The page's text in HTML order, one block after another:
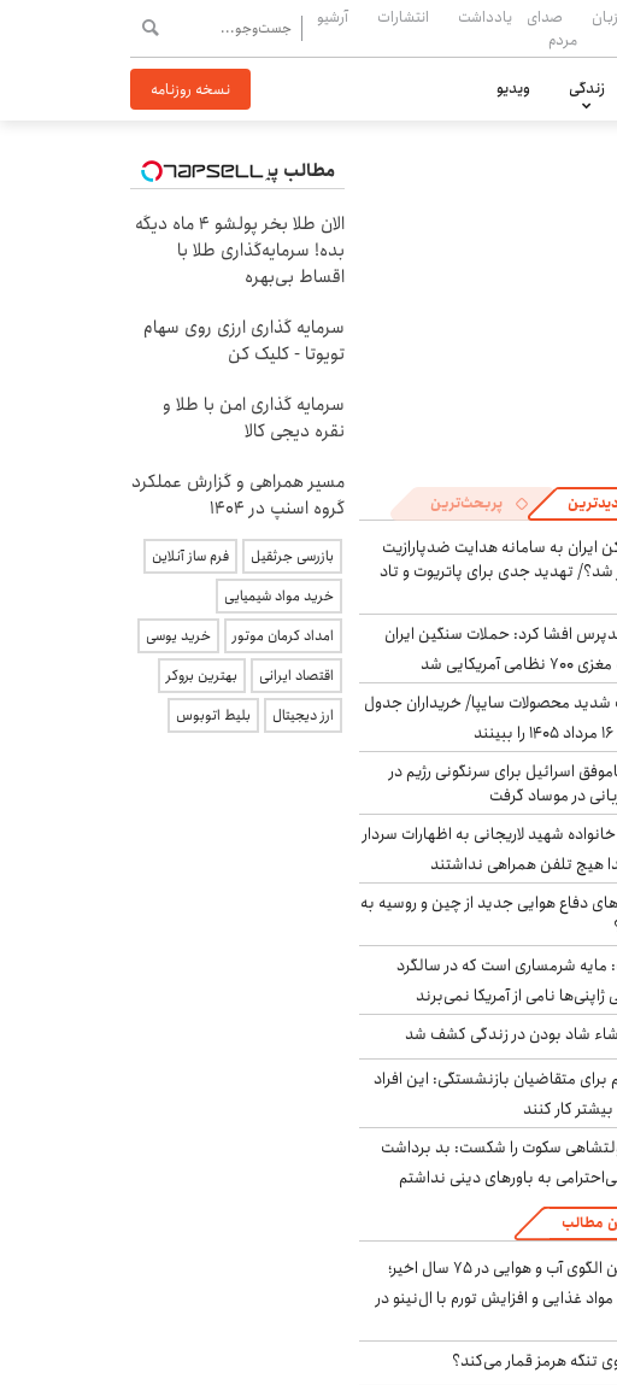
صدای
مردم
یادداشت انتشارات آرشیو
زندگی ویدیو نسخه روزنامه
پربحث‌ترین
ایران به سامانه هدایت ضدپارازیت
تهدید جدی برای پاتریوت و تاد
افشا کرد: حملات سنگین ایران
شد
شدید محصولات سایپا/ خریداران جدول
اسرائیل برای سرنگونی رژیم در
در موساد گرفت
شهید لاریجانی به اظهارات سردار
هیچ تلفن همراهی نداشتند
دفاع هوایی جدید از چین و روسیه به
شرمساری است که در سالگرد
ژاپنی‌ها نامی از آمریکا نمی‌برند
شاد بودن در زندگی کشف شد
برای متقاضیان بازنشستگی: این افراد
سکوت را شکست: بد برداشت
به باورهای دینی نداشتم
مطالب
قوی‌ترین الگوی آب و هوایی در ۷۵ سال اخیر؛
غذایی و افزایش تورم با ال‌نینو در
تنگه هرمز قمار می‌کند؟
مطالب پیشنهادی
الان طلا بخر پولشو 4 ماه دیگه
بده! سرمایه‌گذاری طلا با
اقساط بی‌بهره
سرمایه گذاری ارزی روی سهام
تویوتا - کلیک کن
سرمایه گذاری امن با طلا و
نقره دیجی کالا
مسیر همراهی و گزارش عملکرد
گروه اسنپ در ۱۴۰۴
بازرسی جرثقیل
فرم ساز آنلاین
خرید مواد شیمیایی
امداد کرمان موتور
خرید یوسی
اقتصاد ایرانی
بهترین بروکر
ارز دیجیتال
بلیط اتوبوس